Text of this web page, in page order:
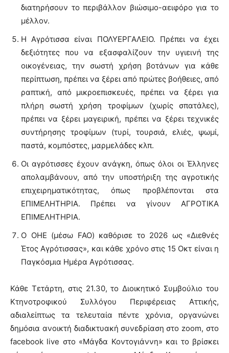
διατηρήσουν το περιβάλλον βιώσιμο-αειφόρο για το
μέλλον.
Η Αγρότισσα είναι ΠΟΛΥΕΡΓΑΛΕΙΟ. Πρέπει να έχει
δεξιότητες που να εξασφαλίζουν την υγιεινή της
οικογένειας, την σωστή χρήση βοτάνων για κάθε
περίπτωση, πρέπει να ξέρει από πρώτες βοήθειες, από
ραπτική, από μικροεπισκευές, πρέπει να ξέρει για
πλήρη σωστή χρήση τροφίμων (χωρίς σπατάλες),
πρέπει να ξέρει μαγειρική, πρέπει να ξέρει τεχνικές
συντήρησης τροφίμων (τυρί, τουρσιά, ελιές, ψωμί,
παστά, κομπόστες, μαρμελάδες κλπ.
Οι αγρότισσες έχουν ανάγκη, όπως όλοι οι Έλληνες
απολαμβάνουν, από την υποστήριξη της αγροτικής
επιχειρηματικότητας, όπως προβλέπονται στα
ΕΠΙΜΕΛΗΤΗΡΙΑ. Πρέπει να γίνουν ΑΓΡΟΤΙΚΑ
ΕΠΙΜΕΛΗΤΗΡΙΑ.
Ο ΟΗΕ (μέσω FAO) καθόρισε το 2026 ως «Διεθνές
Έτος Αγρότισσας», και κάθε χρόνο στις 15 Οκτ είναι η
Παγκόσμια Ημέρα Αγρότισσας.
Κάθε Τετάρτη, στις 21.30, το Διοικητικό Συμβούλιο του
Κτηνοτροφικού Συλλόγου Περιφέρειας Αττικής,
αδιαλείπτως τα τελευταία πέντε χρόνια, οργανώνει
δημόσια ανοικτή διαδικτυακή συνεδρίαση στο zoom, στο
facebook live στο «Μάγδα Κοντογιάννη» και το βρίσκει